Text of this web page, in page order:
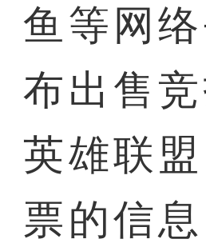
鱼等网
布出售
英雄联
票的信